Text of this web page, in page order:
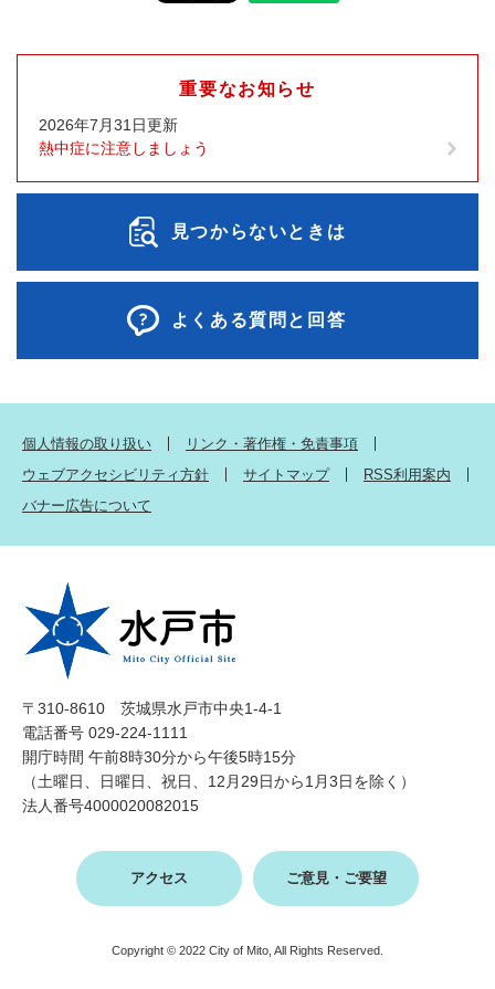
重要なお知らせ
2026年7月31日更新
熱中症に注意しましょう
見つからないときは
よくある質問と回答
個人情報の取り扱い
リンク・著作権・免責事項
ウェブアクセシビリティ方針
サイトマップ
RSS利用案内
バナー広告について
〒310-8610 茨城県水戸市中央1-4-1
電話番号 029-224-1111
開庁時間 午前8時30分から午後5時15分
（土曜日、日曜日、祝日、12月29日から1月3日を除く）
法人番号4000020082015
アクセス ご意見・ご要望
Copyright © 2022 City of Mito, All Rights Reserved.